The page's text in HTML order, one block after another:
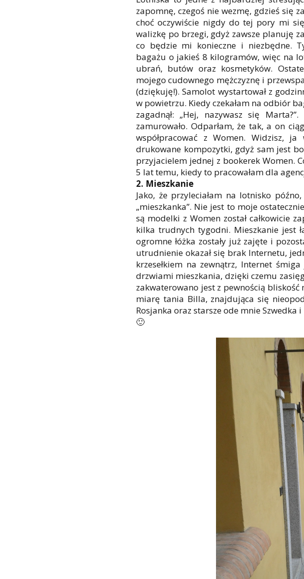
zapomnę, czegoś nie wezmę, gdzieś się
choć oczywiście nigdy do tej pory mi
walizkę po brzegi, gdyż zawsze planuję
co będzie mi konieczne i niezbędne.
bagażu o jakieś 8 kilogramów, więc na
ubrań, butów oraz kosmetyków.
mojego cudownego mężczyznę i
(dziękuję!). Samolot wystartował z
w powietrzu. Kiedy czekałam na odbiór
zagadnął: „Hej, nazywasz się
zamurowało. Odparłam, że tak, a on
współpracować z Women. Widzisz, ja
drukowane kompozytki, gdyż sam jest
przyjacielem jednej z bookerek Women.
5 lat temu, kiedy to pracowałam dla
2. Mieszkanie
Jako, że przyleciałam na lotnisko
„mieszkanka”. Nie jest to moje
są modelki z Women został całkowicie
kilka trudnych tygodni. Mieszkanie jest
ogromne łóżka zostały już zajęte i
utrudnienie okazał się brak Internetu,
krzesełkiem na zewnątrz, Internet
drzwiami mieszkania, dzięki czemu
zakwaterowano jest z pewnością
miarę tania Billa, znajdująca się
Rosjanka oraz starsze ode mnie Szwedka
🙂